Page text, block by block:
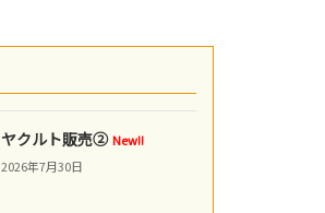
ヤクルト販売② New!!
2026年7月30日